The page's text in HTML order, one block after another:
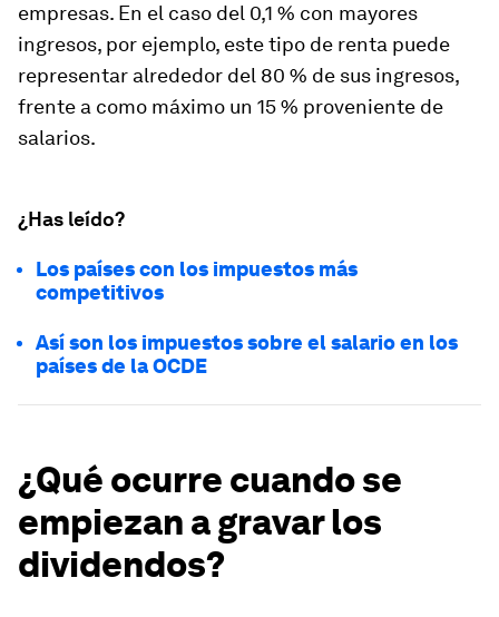
empresas. En el caso del 0,1 % con mayores
ingresos, por ejemplo, este tipo de renta puede
representar alrededor del 80 % de sus ingresos,
frente a como máximo un 15 % proveniente de
salarios.
¿Has leído?
Los países con los impuestos más
competitivos
Así son los impuestos sobre el salario en los
países de la OCDE
¿Qué ocurre cuando se
empiezan a gravar los
dividendos?